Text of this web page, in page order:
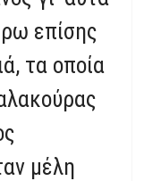
επίσης
τα οποία
μέλη